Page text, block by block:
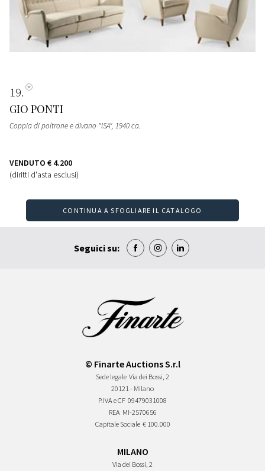
19
GIO PONTI
Coppia di poltrone e divano "ISA", 1940 ca.
VENDUTO € 4.200
(diritti d'asta esclusi)
CONTINUA A SFOGLIARE IL CATALOGO
Seguici su:
© Finarte Auctions S.r.l
Sede legale Via dei Bossi, 2
20121 - Milano
P.IVA e CF 09479031008
REA MI-2570656
Capitale Sociale € 100.000
MILANO
Via dei Bossi, 2